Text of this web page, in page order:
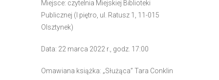
Miejsce: czytelnia Miejskiej Biblioteki
Publicznej (I piętro, ul. Ratusz 1, 11-015
Olsztynek)
Data: 22 marca 2022 r., godz. 17:00
Omawiana książka: „Służąca” Tara Conklin